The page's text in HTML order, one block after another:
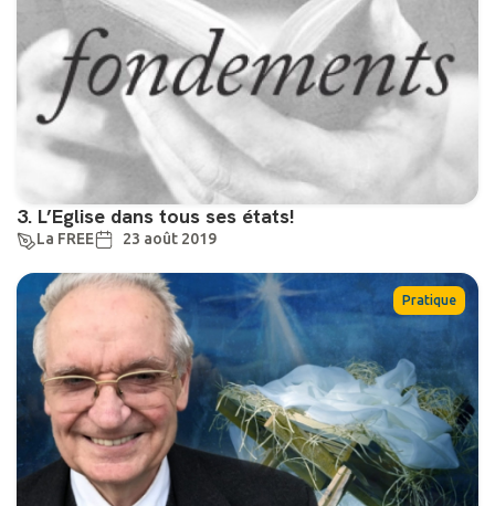
3. L’Eglise dans tous ses états!
La FREE 23 août 2019
Pratique